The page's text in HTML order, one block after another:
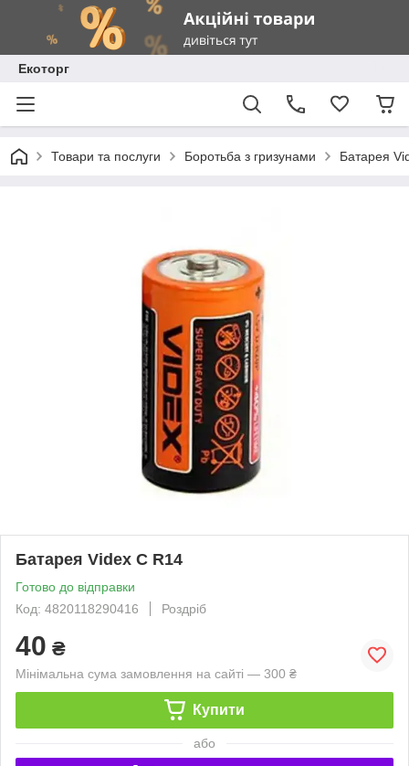
Екоторг
Товари та послуги Боротьба з гризунами Батарея
Батарея Videx C R14
Готово до відправки
Код: 4820118290416
Роздріб
40 ₴
Мінімальна сума замовлення на сайті — 300 ₴
Купити
або